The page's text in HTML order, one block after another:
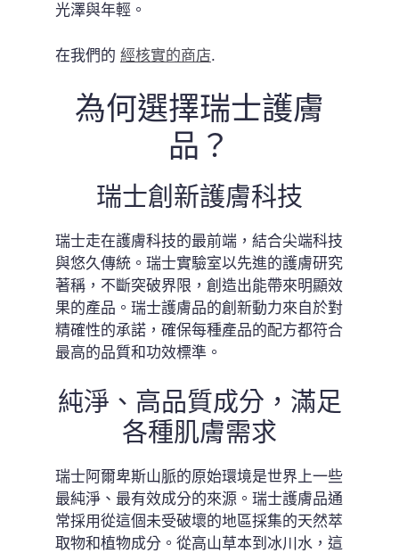
光澤與年輕。
在我們的 經核實的商店.
為何選擇瑞士護膚
品？
瑞士創新護膚科技
瑞士走在護膚科技的最前端，結合尖端科技
與悠久傳統。瑞士實驗室以先進的護膚研究
著稱，不斷突破界限，創造出能帶來明顯效
果的產品。瑞士護膚品的創新動力來自於對
精確性的承諾，確保每種產品的配方都符合
最高的品質和功效標準。
純淨、高品質成分，滿足
各種肌膚需求
瑞士阿爾卑斯山脈的原始環境是世界上一些
最純淨、最有效成分的來源。瑞士護膚品通
常採用從這個未受破壞的地區採集的天然萃
取物和植物成分。從高山草本到冰川水，這